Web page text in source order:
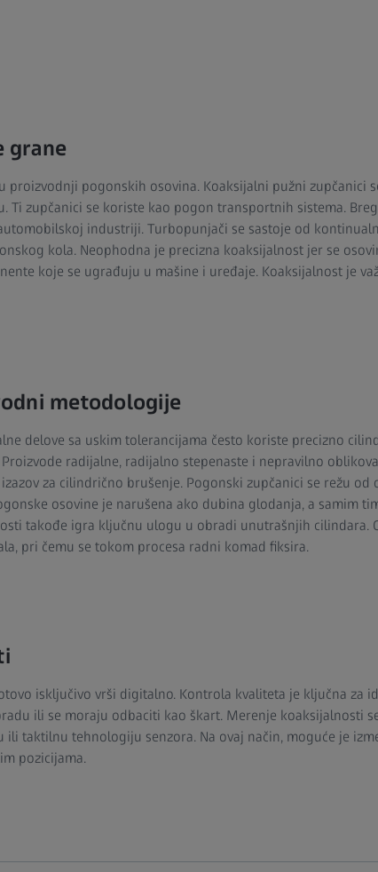
grane
proizvodnji pogonskih osovina. Koaksijalni pužni zupčanici
Ti zupčanici se koriste kao pogon transportnih sistema.
industriji. Turbopunjači se sastoje od
kola. Neophodna je precizna koaksijalnost jer se
koje se ugrađuju u mašine i uređaje. Koaksijalnost je
metodologije
delove sa uskim tolerancijama često koriste precizno
radijalne, radijalno stepenaste i nepravilno
za cilindrično brušenje. Pogonski zupčanici se režu od
osovine je narušena ako dubina glodanja, a samim
takođe igra ključnu ulogu u obradi unutrašnjih cilindara.
pri čemu se tokom procesa radni komad fiksira.
isključivo vrši digitalno. Kontrola kvaliteta je ključna za
ili se moraju odbaciti kao škart. Merenje koaksijalnosti
taktilnu tehnologiju senzora. Na ovaj način, moguće je
pozicijama.